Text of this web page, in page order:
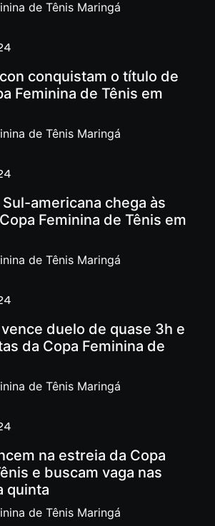
de Tênis Maringá
conquistam o título de
Feminina de Tênis em
de Tênis Maringá
americana chega às
Feminina de Tênis em
de Tênis Maringá
duelo de quase 3h e
da Copa Feminina de
de Tênis Maringá
na estreia da Copa
e buscam vaga nas
quinta
de Tênis Maringá